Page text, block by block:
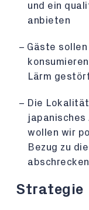
und ein
anbieten
Gäste sollen
Lärm
Die
japanisches
wollen wir
Bezug zu
Strategie